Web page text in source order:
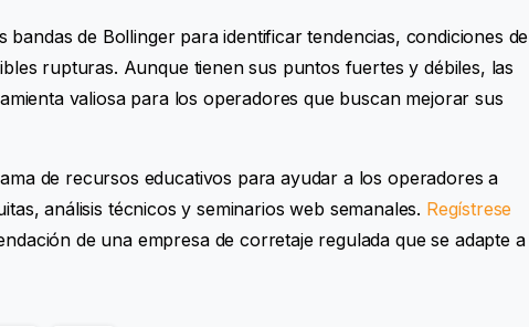
bandas de Bollinger para identificar tendencias, condiciones de
rupturas. Aunque tienen sus puntos fuertes y débiles, las
valiosa para los operadores que buscan mejorar sus
de recursos educativos para ayudar a los operadores a
análisis técnicos y seminarios web semanales. Regístrese
de una empresa de corretaje regulada que se adapte a